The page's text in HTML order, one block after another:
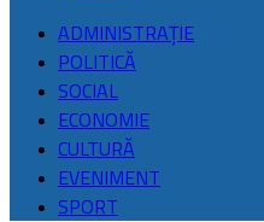
ADMINISTRAȚIE
POLITICĂ
SOCIAL
ECONOMIE
CULTURĂ
EVENIMENT
SPORT